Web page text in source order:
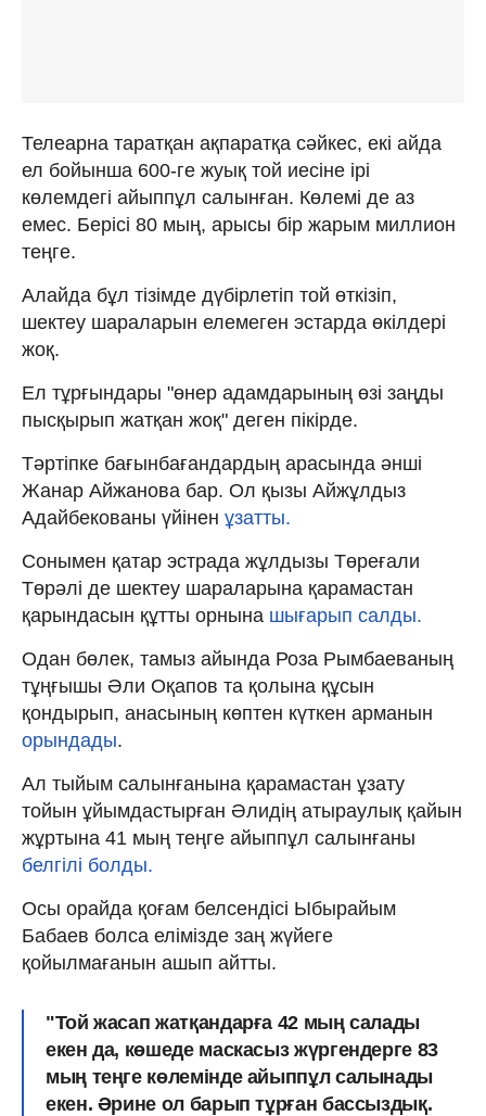
Телеарна таратқан ақпаратқа сәйкес, екі айда
ел бойынша 600-ге жуық той иесіне ірі
көлемдегі айыппұл салынған. Көлемі де аз
емес. Берісі 80 мың, арысы бір жарым миллион
теңге.
Алайда бұл тізімде дүбірлетіп той өткізіп,
шектеу шараларын елемеген эстарда өкілдері
жоқ.
Ел тұрғындары "өнер адамдарының өзі заңды
пысқырып жатқан жоқ" деген пікірде.
Тәртіпке бағынбағандардың арасында әнші
Жанар Айжанова бар. Ол қызы Айжұлдыз
Адайбекованы үйінен ұзатты.
Сонымен қатар эстрада жұлдызы Төреғали
Төрәлі де шектеу шараларына қарамастан
қарындасын құтты орнына шығарып салды.
Одан бөлек, тамыз айында Роза Рымбаеваның
тұңғышы Әли Оқапов та қолына құсын
қондырып, анасының көптен күткен арманын
орындады.
Ал тыйым салынғанына қарамастан ұзату
тойын ұйымдастырған Әлидің атыраулық қайын
жұртына 41 мың теңге айыппұл салынғаны
белгілі болды.
Осы орайда қоғам белсендісі Ыбырайым
Бабаев болса елімізде заң жүйеге
қойылмағанын ашып айтты.
"Той жасап жатқандарға 42 мың салады
екен да, көшеде маскасыз жүргендерге 83
мың теңге көлемінде айыппұл салынады
екен. Әрине ол барып тұрған бассыздық.